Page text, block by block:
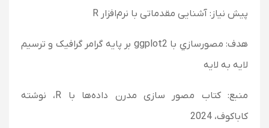
پیش نیاز: آشنایی مقدماتی با نرم‌افزار R
هدف: مصورسازي با ggplot2 بر پایه گرامر گرافیک و ترسیم
لایه به لایه
منبع: کتاب مصور سازی مدرن داده‌ها با R، نوشته
کاباکوف، 2024